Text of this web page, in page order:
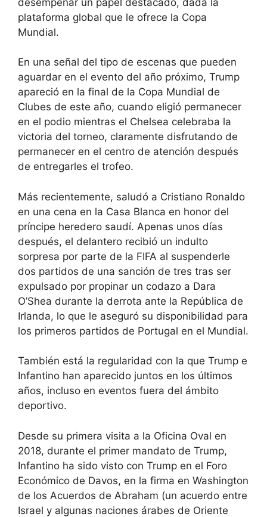
plataforma global que le ofrece la Copa
Mundial.
En una señal del tipo de escenas que pueden
aguardar en el evento del año próximo, Trump
apareció en la final de la Copa Mundial de
Clubes de este año, cuando eligió permanecer
en el podio mientras el Chelsea celebraba la
victoria del torneo, claramente disfrutando de
permanecer en el centro de atención después
de entregarles el trofeo.
Más recientemente, saludó a Cristiano Ronaldo
en una cena en la Casa Blanca en honor del
príncipe heredero saudí. Apenas unos días
después, el delantero recibió un indulto
sorpresa por parte de la FIFA al suspenderle
dos partidos de una sanción de tres tras ser
expulsado por propinar un codazo a Dara
O’Shea durante la derrota ante la República de
Irlanda, lo que le aseguró su disponibilidad para
los primeros partidos de Portugal en el Mundial.
También está la regularidad con la que Trump e
Infantino han aparecido juntos en los últimos
años, incluso en eventos fuera del ámbito
deportivo.
Desde su primera visita a la Oficina Oval en
2018, durante el primer mandato de Trump,
Infantino ha sido visto con Trump en el Foro
Económico de Davos, en la firma en Washington
de los Acuerdos de Abraham (un acuerdo entre
Israel y algunas naciones árabes de Oriente